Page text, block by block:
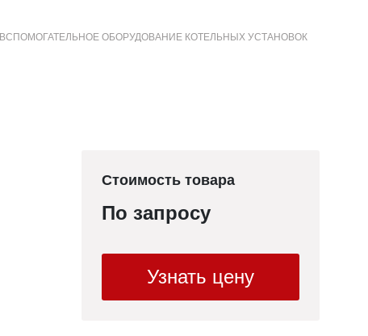
ВСПОМОГАТЕЛЬНОЕ ОБОРУДОВАНИЕ КОТЕЛЬНЫХ УСТАНОВОК
Стоимость товара
По запросу
Узнать цену